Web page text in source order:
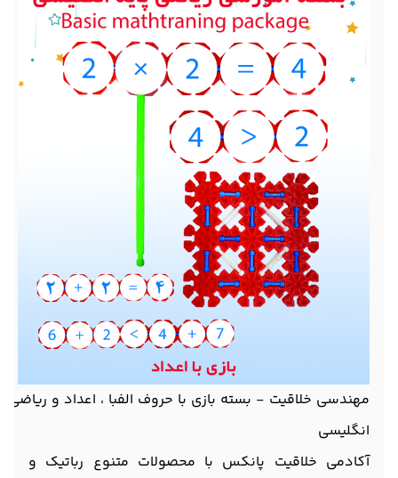
مهندسی خلاقیت - بسته بازی با حروف الفبا ، اعداد و ریاضی
انگلیسی
آکادمی خلاقیت پانکس با محصولات متنوع رباتیک و